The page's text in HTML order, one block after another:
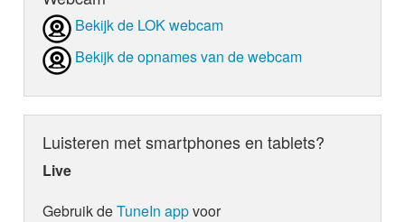
Bekijk de LOK webcam
Bekijk de opnames van de webcam
Luisteren met smartphones en tablets?
Live
Gebruik deTuneIn appvoor